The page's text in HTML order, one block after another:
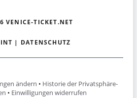
VENICE-TICKET.NET
| DATENSCHUTZ
ändern • Historie der Privatsphäre-
• Einwilligungen widerrufen